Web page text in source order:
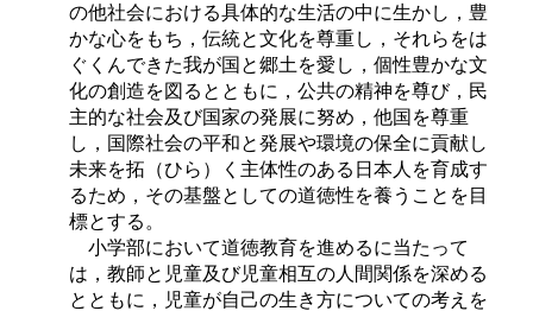
の他社会における具体的な生活の中に生かし，豊
かな心をもち，伝統と文化を尊重し，それらをは
ぐくんできた我が国と郷土を愛し，個性豊かな文
化の創造を図るとともに，公共の精神を尊び，民
主的な社会及び国家の発展に努め，他国を尊重
し，国際社会の平和と発展や環境の保全に貢献し
未来を拓（ひら）く主体性のある日本人を育成す
るため，その基盤としての道徳性を養うことを目
標とする。
小学部において道徳教育を進めるに当たって
は，教師と児童及び児童相互の人間関係を深める
とともに，児童が自己の生き方についての考えを